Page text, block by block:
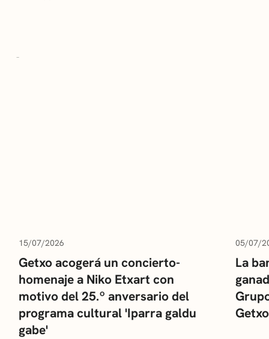
15/07/2026
Getxo acogerá un concierto-
homenaje a Niko Etxart con
motivo del 25.º anversario del
programa cultural 'Iparra galdu
gabe'
05/07/
La
Getxo